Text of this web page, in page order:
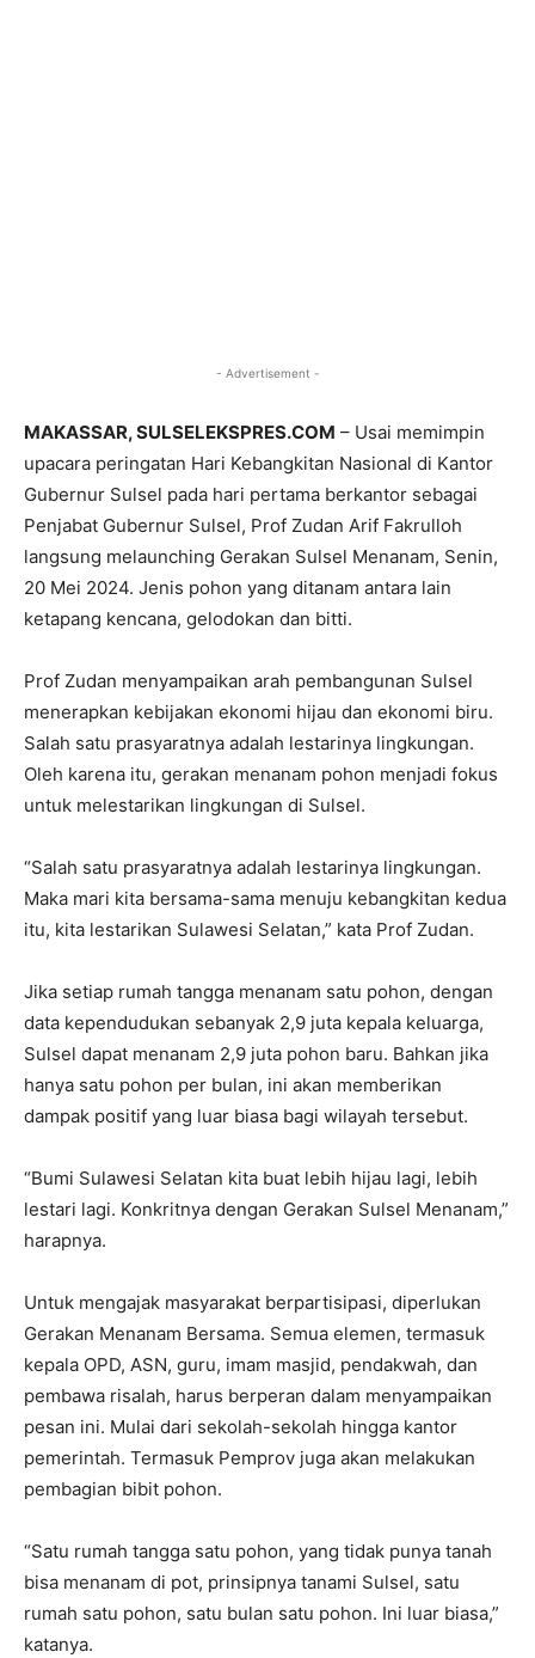
- Advertisement -
MAKASSAR, SULSELEKSPRES.COM – Usai memimpin
upacara peringatan Hari Kebangkitan Nasional di Kantor
Gubernur Sulsel pada hari pertama berkantor sebagai
Penjabat Gubernur Sulsel, Prof Zudan Arif Fakrulloh
langsung melaunching Gerakan Sulsel Menanam, Senin,
20 Mei 2024. Jenis pohon yang ditanam antara lain
ketapang kencana, gelodokan dan bitti.
Prof Zudan menyampaikan arah pembangunan Sulsel
menerapkan kebijakan ekonomi hijau dan ekonomi biru.
Salah satu prasyaratnya adalah lestarinya lingkungan.
Oleh karena itu, gerakan menanam pohon menjadi fokus
untuk melestarikan lingkungan di Sulsel.
“Salah satu prasyaratnya adalah lestarinya lingkungan.
Maka mari kita bersama-sama menuju kebangkitan kedua
itu, kita lestarikan Sulawesi Selatan,” kata Prof Zudan.
Jika setiap rumah tangga menanam satu pohon, dengan
data kependudukan sebanyak 2,9 juta kepala keluarga,
Sulsel dapat menanam 2,9 juta pohon baru. Bahkan jika
hanya satu pohon per bulan, ini akan memberikan
dampak positif yang luar biasa bagi wilayah tersebut.
“Bumi Sulawesi Selatan kita buat lebih hijau lagi, lebih
lestari lagi. Konkritnya dengan Gerakan Sulsel Menanam,”
harapnya.
Untuk mengajak masyarakat berpartisipasi, diperlukan
Gerakan Menanam Bersama. Semua elemen, termasuk
kepala OPD, ASN, guru, imam masjid, pendakwah, dan
pembawa risalah, harus berperan dalam menyampaikan
pesan ini. Mulai dari sekolah-sekolah hingga kantor
pemerintah. Termasuk Pemprov juga akan melakukan
pembagian bibit pohon.
“Satu rumah tangga satu pohon, yang tidak punya tanah
bisa menanam di pot, prinsipnya tanami Sulsel, satu
rumah satu pohon, satu bulan satu pohon. Ini luar biasa,”
katanya.